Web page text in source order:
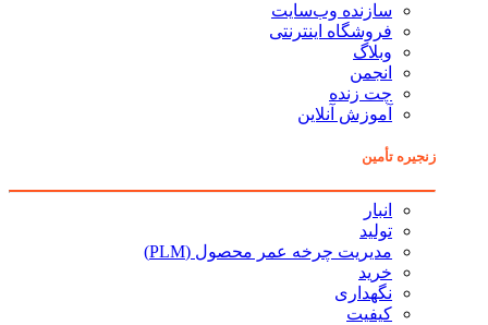
سازنده وب‌سایت
فروشگاه اینترنتی
وبلاگ
انجمن
چت زنده
آموزش آنلاین
زنجیره تأمین
انبار
تولید
مدیریت چرخه عمر محصول (PLM)
خرید
نگهداری
کیفیت